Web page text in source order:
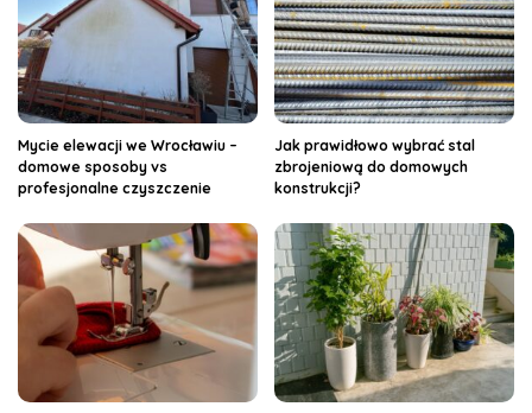
Mycie elewacji we Wrocławiu –
domowe sposoby vs
profesjonalne czyszczenie
Jak prawidłowo wybrać stal
zbrojeniową do domowych
konstrukcji?